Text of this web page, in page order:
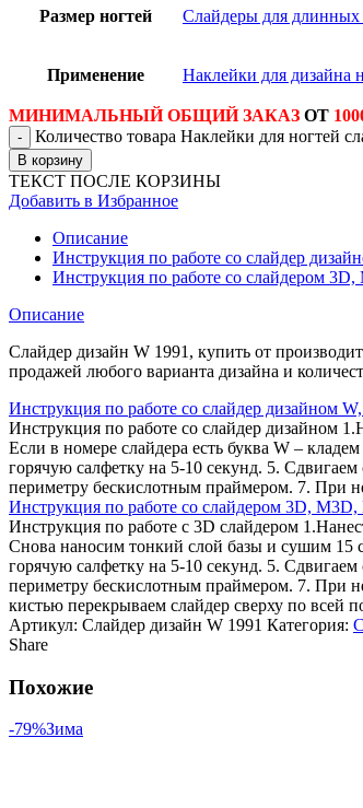
Размер ногтей Слайдеры для длинных
Применение Наклейки для дизайна
МИНИМАЛЬНЫЙ ОБЩИЙ ЗАКАЗ ОТ
Количество товара Наклейки для ногтей
В корзину
ТЕКСТ ПОСЛЕ КОРЗИНЫ
Добавить в Избранное
Описание
Инструкция по работе со слайдер
Инструкция по работе со слайдером
Описание
Слайдер дизайн W 1991, купить от
продажей любого варианта дизайна и
Инструкция по работе со слайдер дизайном
Инструкция по работе со слайдер дизайном
Если в номере слайдера есть буква W –
горячую салфетку на 5-10 секунд. 5.
периметру бескислотным праймером. 7. При
Инструкция по работе со слайдером 3D, М3D,
Инструкция по работе с 3D слайдером
Снова наносим тонкий слой базы и сушим 15
горячую салфетку на 5-10 секунд. 5.
периметру бескислотным праймером. 7. При
кистью перекрываем слайдер сверху по всей
Артикул: Слайдер дизайн W 1991 Категория:
Share
Похожие
-79%Зима